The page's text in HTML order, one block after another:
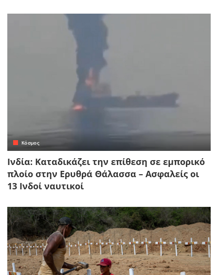
Κόσμος
Ινδία: Καταδικάζει την επίθεση σε εμπορικό
πλοίο στην Ερυθρά Θάλασσα – Ασφαλείς οι
13 Ινδοί ναυτικοί